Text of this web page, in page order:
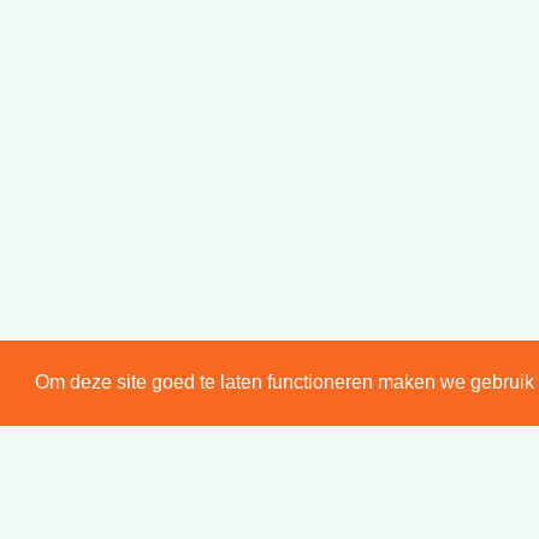
Om deze site goed te laten functioneren maken we